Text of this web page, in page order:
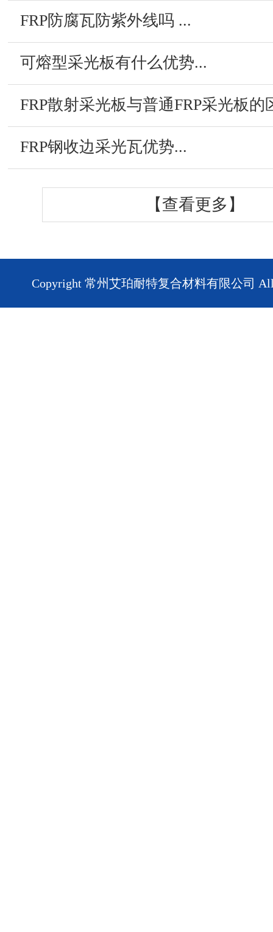
FRP防腐瓦防紫外线吗 ...
可熔型采光板有什么优势...
FRP散射采光板与普通FRP采光板的
FRP钢收边采光瓦优势...
【查看更多】
Copyright 常州艾珀耐特复合材料有限公司 All